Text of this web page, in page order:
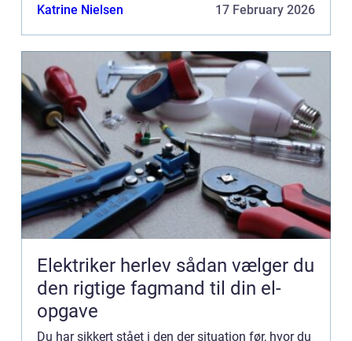
drikkelse, underholdning og – men først og
Katrine Nielsen 17 February 2026
Elektriker herlev sådan vælger du
den rigtige fagmand til din el-
opgave
Du har sikkert stået i den der situation før, hvor du